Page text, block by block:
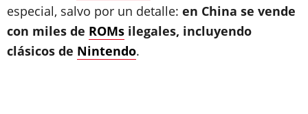
especial, salvo por un detalle: en China se vende
con miles de ROMs ilegales, incluyendo
clásicos de Nintendo.